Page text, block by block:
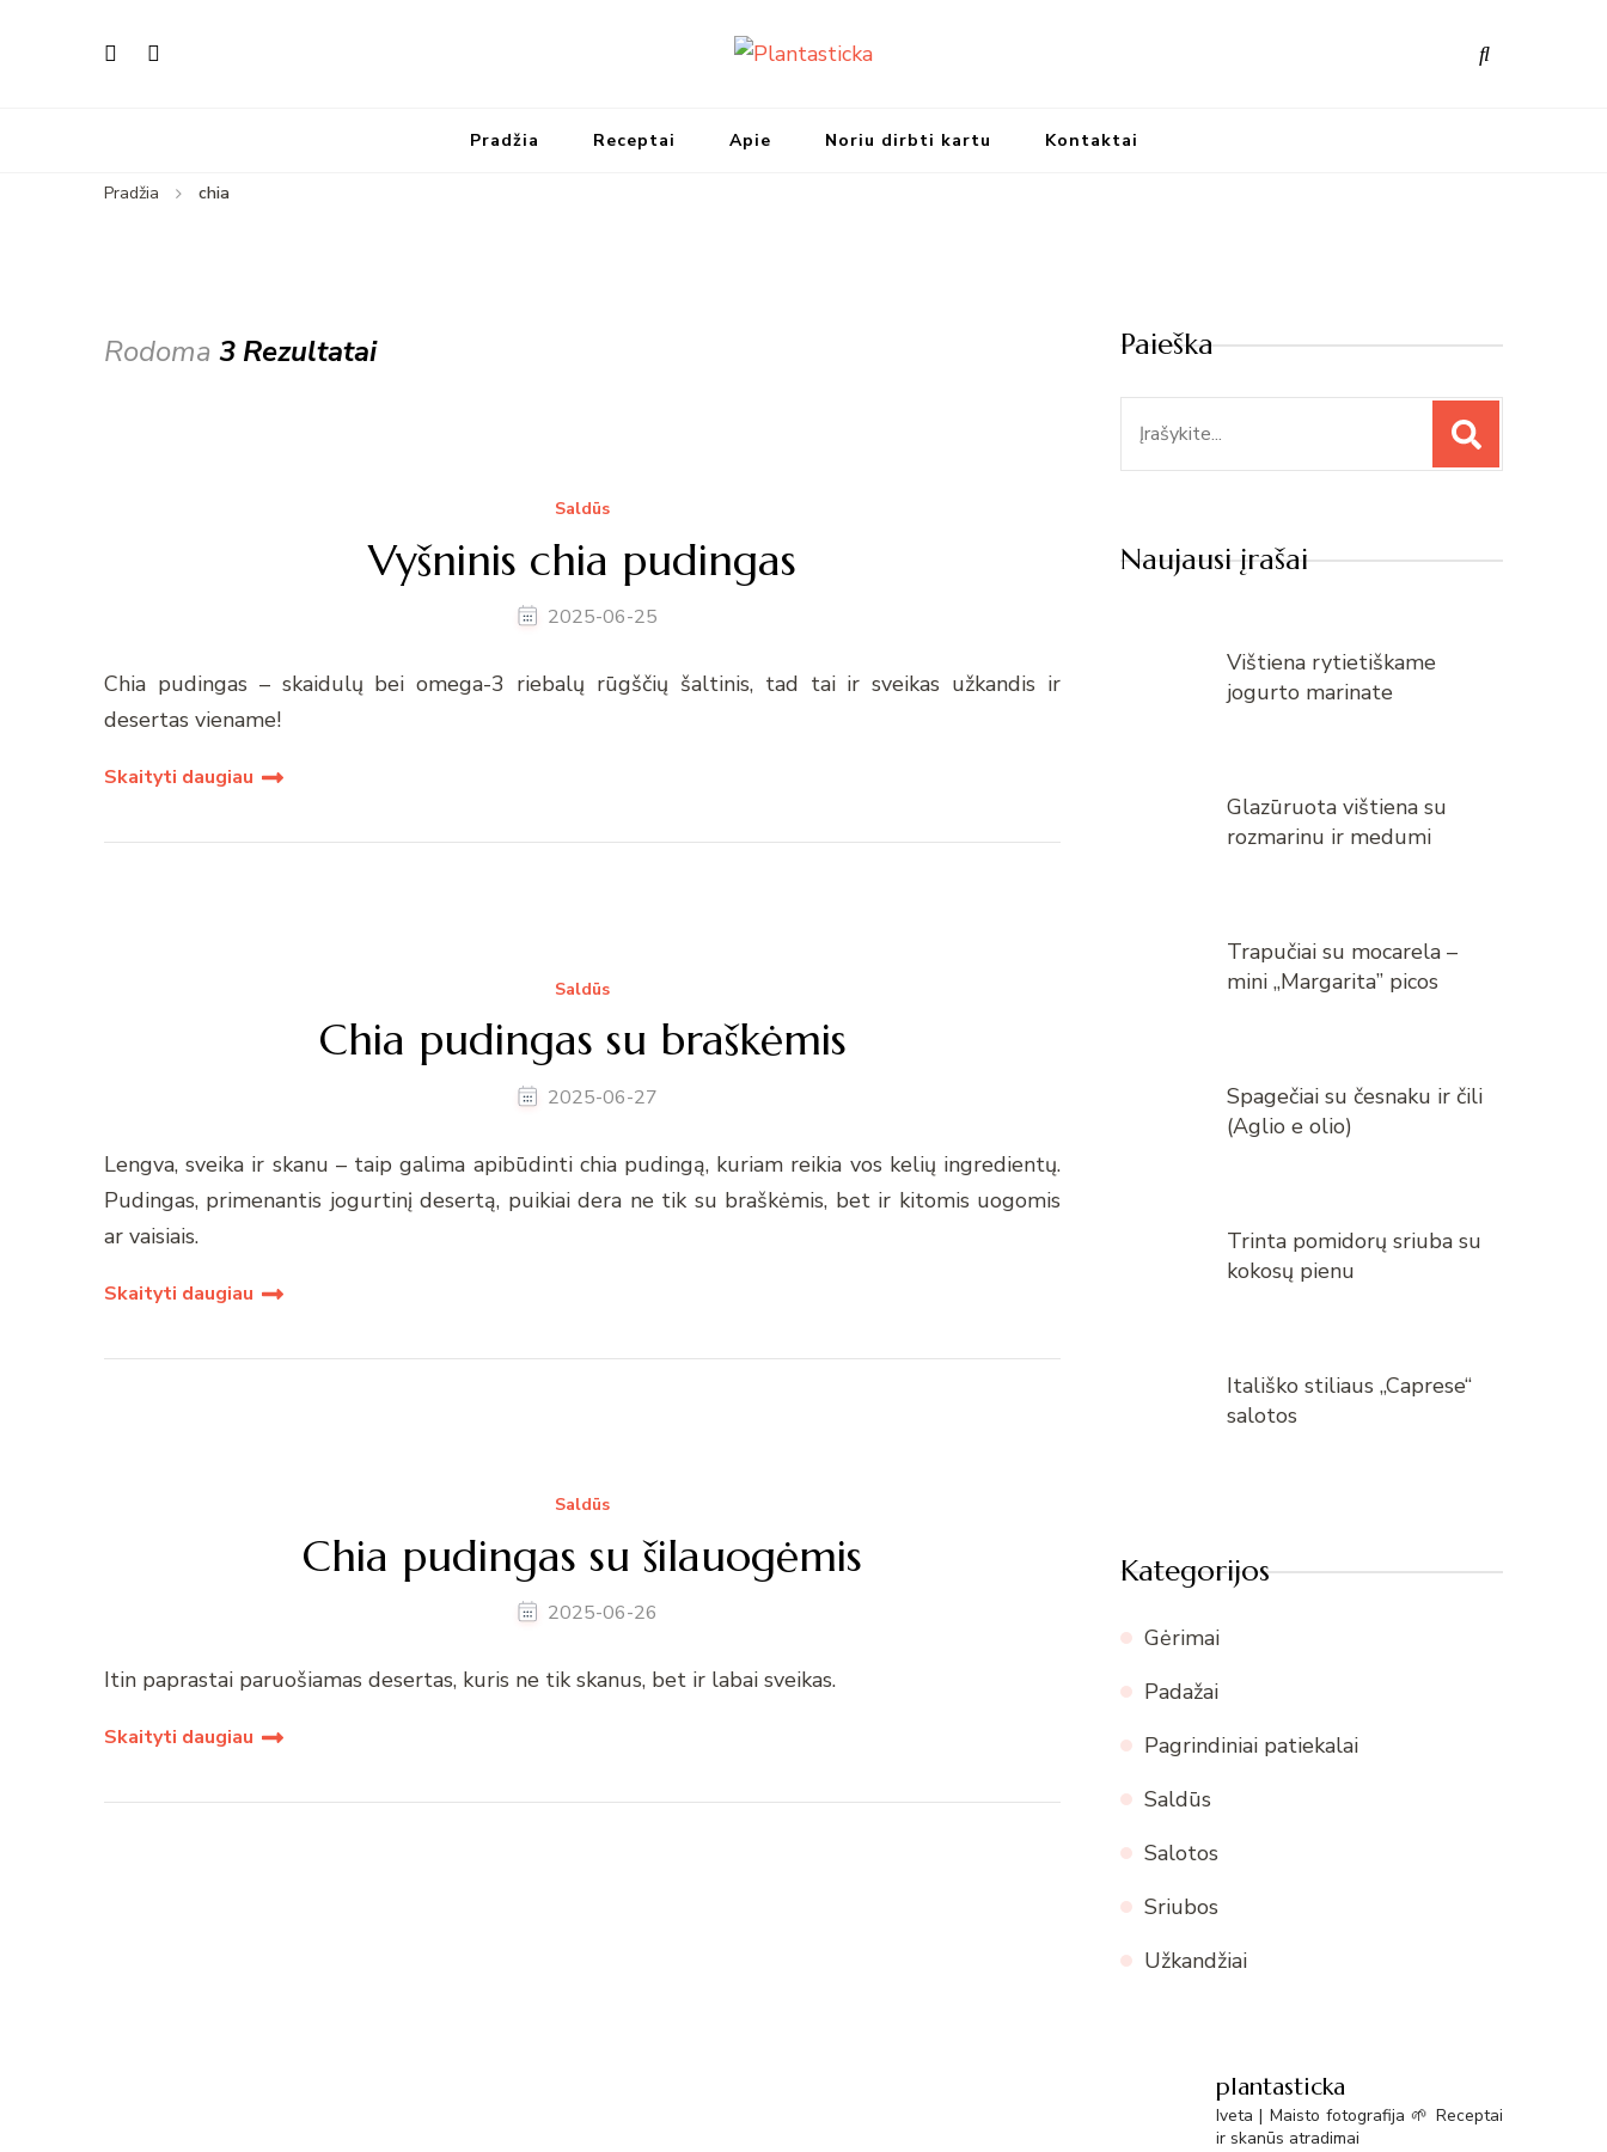
Pradžia Receptai Apie Noriu dirbti kartu Kontaktai
Pradžia chia
Rodoma 3 Rezultatai
Saldūs
Vyšninis chia pudingas
2025-06-25
Chia pudingas – skaidulų bei omega-3 riebalų rūgščių šaltinis, tad tai ir sveikas užkandis ir
desertas viename!
Skaityti daugiau
Saldūs
Chia pudingas su braškėmis
2025-06-27
Lengva, sveika ir skanu – taip galima apibūdinti chia pudingą, kuriam reikia vos kelių ingredientų.
Pudingas, primenantis jogurtinį desertą, puikiai dera ne tik su braškėmis, bet ir kitomis uogomis
ar vaisiais.
Skaityti daugiau
Saldūs
Chia pudingas su šilauogėmis
2025-06-26
Itin paprastai paruošiamas desertas, kuris ne tik skanus, bet ir labai sveikas.
Skaityti daugiau
Paieška
Naujausi įrašai
Vištiena rytietiškame
jogurto marinate
Glazūruota vištiena su
rozmarinu ir medumi
Trapučiai su mocarela –
mini „Margarita” picos
Spagečiai su česnaku ir čili
(Aglio e olio)
Trinta pomidorų sriuba su
kokosų pienu
Itališko stiliaus „Caprese“
salotos
Kategorijos
Gėrimai
Padažai
Pagrindiniai patiekalai
Saldūs
Salotos
Sriubos
Užkandžiai
plantasticka
Iveta | Maisto fotografija 🌱 Receptai
ir skanūs atradimai